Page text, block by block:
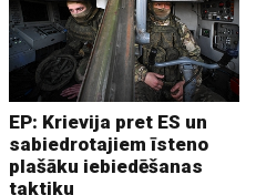
EP: Krievija pret ES un
sabiedrotajiem īsteno
plašāku iebiedēšanas
taktiku